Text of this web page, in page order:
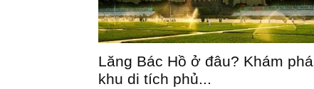
Lăng Bác Hồ ở đâu? Khám phá
khu di tích phủ...